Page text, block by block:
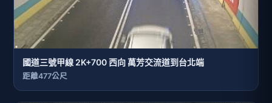
國道三號甲線 2K+700 西向 萬芳交流道到台北端
距離477公尺